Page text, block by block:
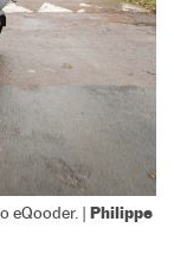
eQooder. | Philippe